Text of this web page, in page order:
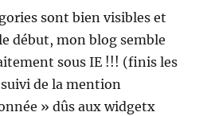
sont bien visibles et
début, mon blog semble
sous IE !!! (finis les
suivi de la mention
» dûs aux widgetx